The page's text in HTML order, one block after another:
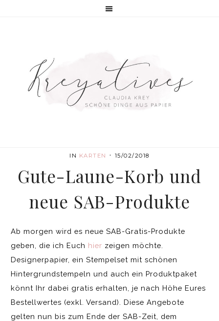
IN KARTEN · 15/02/2018
Gute-Laune-Korb und
neue SAB-Produkte
Ab morgen wird es neue SAB-Gratis-Produkte
geben, die ich Euch hier zeigen möchte.
Designerpapier, ein Stempelset mit schönen
Hintergrundstempeln und auch ein Produktpaket
könnt Ihr dabei gratis erhalten, je nach Höhe Eures
Bestellwertes (exkl. Versand). Diese Angebote
gelten nun bis zum Ende der SAB-Zeit, dem